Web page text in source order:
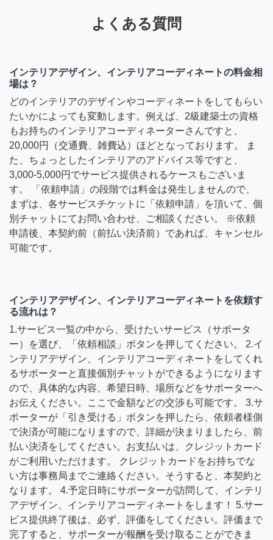
よくある質問
インテリアデザイン、インテリアコーディネートの料金相
場は？
どのインテリアのデザインやコーディネートをしてもらい
たいかによっても変動します。例えば、2級建築士の資格
もお持ちのインテリアコーディネーターさんですと、
20,000円（交通費、雑費込）ほどとなっております。 ま
た、ちょっとしたインテリアのアドバイス等ですと、
3,000-5,000円でサービス提供されるケースもございま
す。 「依頼申請」の段階では料金は発生しませんので、
まずは、各サービスチケットに「依頼申請」を頂いて、個
別チャットにてお問い合わせ、ご相談ください。 ※依頼
申請後、本契約前（前払い決済前）であれば、キャンセル
可能です。
インテリアデザイン、インテリアコーディネートを依頼す
る流れは？
1.サービス一覧の中から、受けたいサービス（サポータ
ー）を選び、「依頼相談」ボタンを押してください。 2.イ
ンテリアデザイン、インテリアコーディネートをしてくれ
るサポーターと直接個別チャットができるようになります
ので、具体的な内容、希望日時、場所などをサポーターへ
お伝えください。ここで金額などの交渉も可能です。 3.サ
ポーターが「引き受ける」ボタンを押したら、依頼者様側
で決済が可能になりますので、詳細が決まりましたら、前
払い決済をしてください。お支払いは、クレジットカード
がご利用いただけます。 クレジットカードをお持ちでな
い方は事務局までご連絡ください。そうすると、本契約と
なります。 4.予定日時にサポーターが訪問して、インテリ
アデザイン、インテリアコーディネートをします！ 5.サー
ビス提供終了後は、必ず、評価をしてください。評価まで
完了すると、サポーターが報酬を受け取ることができま